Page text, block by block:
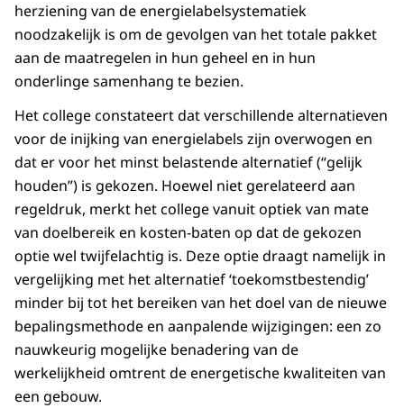
herziening van de energielabelsystematiek
noodzakelijk is om de gevolgen van het totale pakket
aan de maatregelen in hun geheel en in hun
onderlinge samenhang te bezien.
Het college constateert dat verschillende alternatieven
voor de inijking van energielabels zijn overwogen en
dat er voor het minst belastende alternatief (“gelijk
houden”) is gekozen. Hoewel niet gerelateerd aan
regeldruk, merkt het college vanuit optiek van mate
van doelbereik en kosten-baten op dat de gekozen
optie wel twijfelachtig is. Deze optie draagt namelijk in
vergelijking met het alternatief ‘toekomstbestendig’
minder bij tot het bereiken van het doel van de nieuwe
bepalingsmethode en aanpalende wijzigingen: een zo
nauwkeurig mogelijke benadering van de
werkelijkheid omtrent de energetische kwaliteiten van
een gebouw.